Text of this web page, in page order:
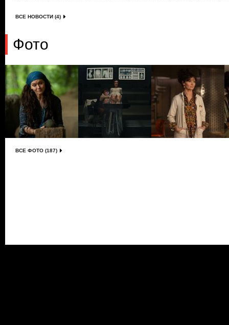
ВСЕ НОВОСТИ (4)
Фото
ВСЕ ФОТО (187)